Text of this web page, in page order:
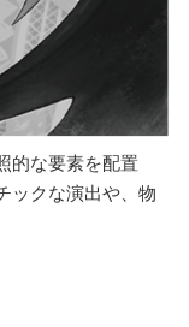
的な要素を配置
ックな演出や、物